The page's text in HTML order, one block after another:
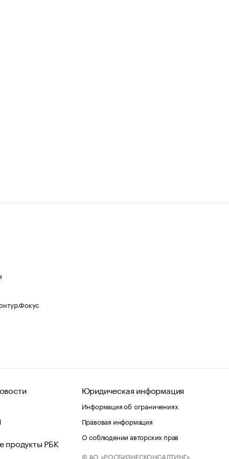
продукты РБК
Юридическая информация
Информация об ограничениях
Правовая информация
О соблюдении авторских прав
© АО «РОСБИЗНЕСКОНСАЛТИНГ»,